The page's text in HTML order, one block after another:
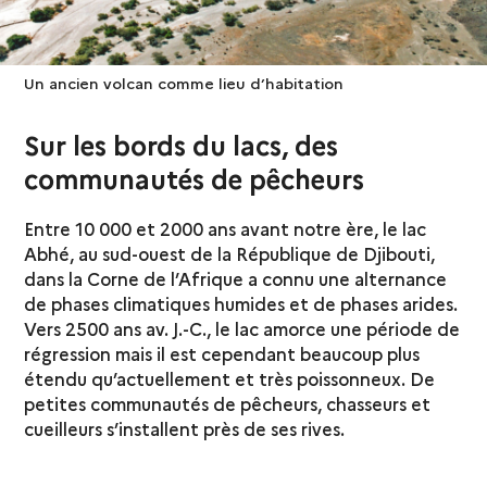
Un ancien volcan comme lieu d’habitation
Sur les bords du lacs, des
communautés de pêcheurs
Entre 10 000 et 2000 ans avant notre ère, le lac
Abhé, au sud-ouest de la République de Djibouti,
dans la Corne de l’Afrique a connu une alternance
de phases climatiques humides et de phases arides.
Vers 2500 ans av. J.-C., le lac amorce une période de
régression mais il est cependant beaucoup plus
étendu qu’actuellement et très poissonneux. De
petites communautés de pêcheurs, chasseurs et
cueilleurs s’installent près de ses rives.